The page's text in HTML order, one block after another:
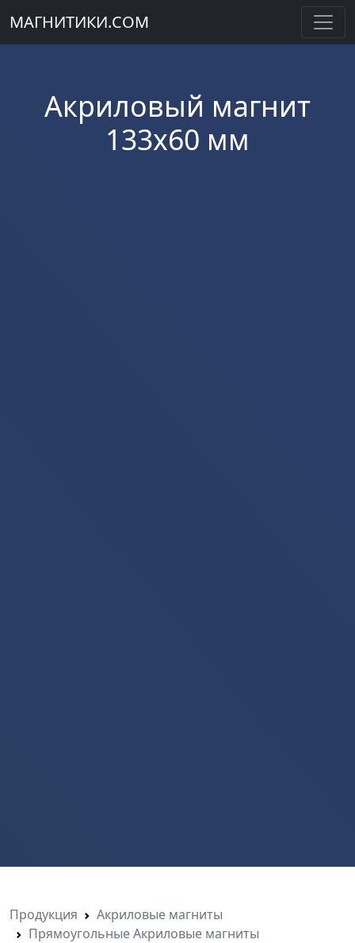
МАГНИТИКИ.COM
Акриловый магнит
133x60 мм
Продукция
Акриловые магниты
Прямоугольные Акриловые магниты